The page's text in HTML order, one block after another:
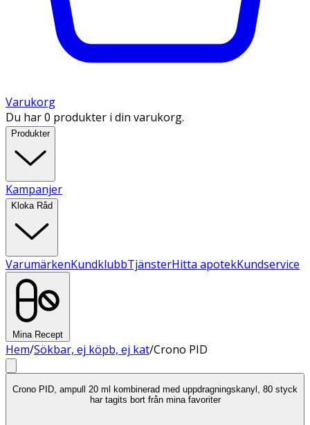
Varukorg
Du har 0 produkter i din varukorg.
Produkter
Kampanjer
Kloka Råd
VarumärkenKundklubbTjänsterHitta apotekKundservice
Mina Recept
Hem/Sökbar, ej köpb, ej kat/Crono PID
Crono PID, ampull 20 ml kombinerad med uppdragningskanyl, 80 styck
har tagits bort från mina favoriter